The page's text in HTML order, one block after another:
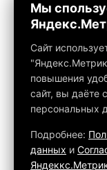
Макс
info@fox-kamin.ru
Наш адрес
Московская
Работаем с 10:00 до
Связаться с
Мы
Сайт
повышения
сайт, вы даёте
персональных
Подробнее:
данных и